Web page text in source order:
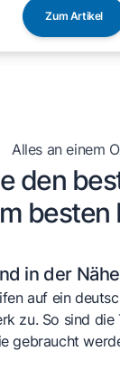
Zum Artikel
Alles an einem
den
besten
in der Nähe
auf ein
zu. So sind
gebraucht